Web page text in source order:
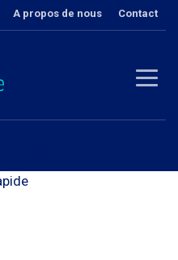
A propos de nous Contact